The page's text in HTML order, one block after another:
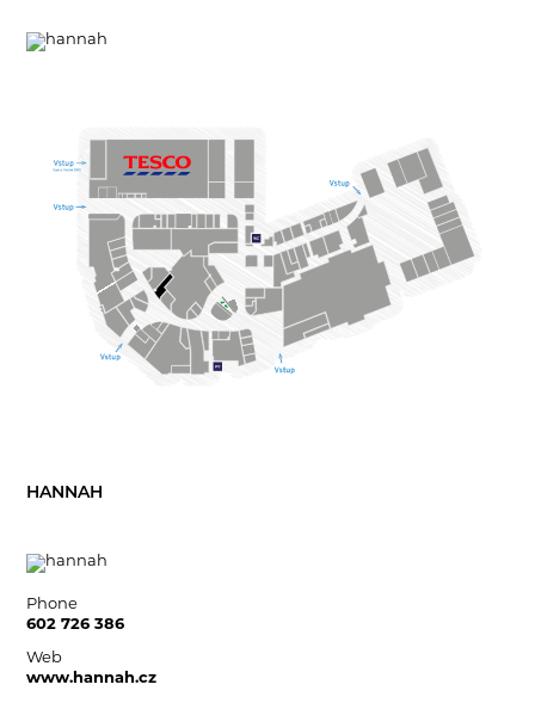
HANNAH
Phone
602 726 386
Web
www.hannah.cz